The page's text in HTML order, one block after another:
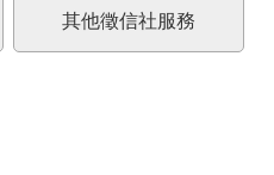
其他徵信社服務